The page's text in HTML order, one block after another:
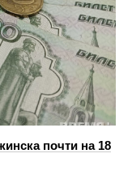
почти на 18